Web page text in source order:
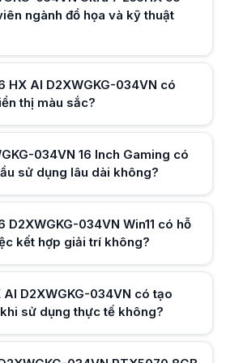
ngành đồ họa và kỹ thuật
HX AI D2XWGKG-034VN có
thị màu sắc?
034VN 16 Inch Gaming có
sử dụng lâu dài không?
D2XWGKG-034VN Win11 có hỗ
kết hợp giải trí không?
AI D2XWGKG-034VN có tạo
sử dụng thực tế không?